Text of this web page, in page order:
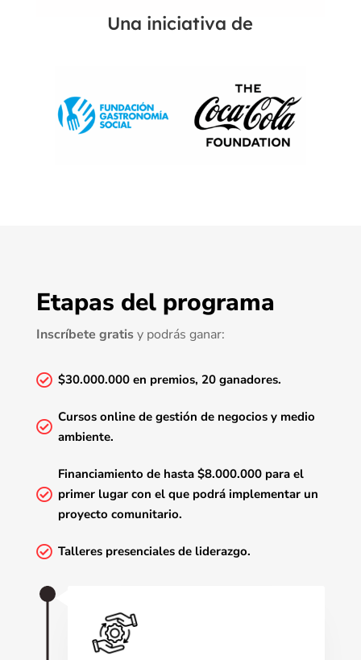
Una iniciativa de
Etapas del programa
Inscríbete gratisy podrás ganar:
 $30.000.000 en premios, 20 ganadores.

Cursos online de gestión de negocios y medio
ambiente.

Financiamiento de hasta $8.000.000 para el
primer lugar con el que podrá implementar un
proyecto comunitario.
 Talleres presenciales de liderazgo.